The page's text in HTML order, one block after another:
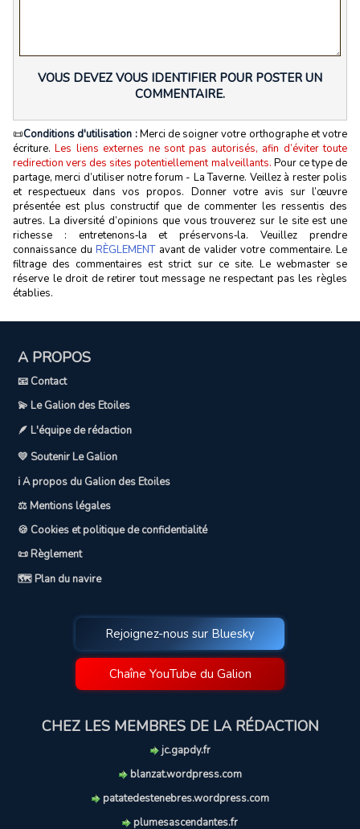
VOUS DEVEZ VOUS IDENTIFIER POUR POSTER UN
COMMENTAIRE.
📜Conditions d'utilisation :Merci de soigner votre orthographe et votre
écriture.Les liens externes ne sont pas autorisés, afin d’éviter toute
redirection vers des sites potentiellement malveillants. Pour ce type de
partage, merci d’utiliser notre forum - La Taverne. Veillez à rester polis
et respectueux dans vos propos. Donner votre avis sur l’œuvre
présentée est plus constructif que de commenter les ressentis des
autres. La diversité d’opinions que vous trouverez sur le site est une
richesse : entretenons‑la et préservons‑la. Veuillez prendre
connaissance du RÈGLEMENTavant de valider votre commentaire. Le
filtrage des commentaires est strict sur ce site. Le webmaster se
réserve le droit de retirer tout message ne respectant pas les règles
établies.
A PROPOS
📧 Contact
💫 Le Galion des Etoiles
🪶 L'équipe de rédaction
💛 Soutenir Le Galion
ℹ️ A propos du Galion des Etoiles
⚖️ Mentions légales
🍪 Cookies et politique de confidentialité
📜 Règlement
🗺️ Plan du navire
Rejoignez-nous sur Bluesky
Chaîne YouTube du Galion
CHEZ LES MEMBRES DE LA RÉDACTION
jc.gapdy.fr
blanzat.wordpress.com
patatedestenebres.wordpress.com
plumesascendantes.fr